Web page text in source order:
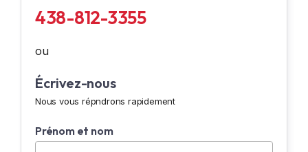
438-812-3355
ou
Écrivez-nous
Nous vous répndrons rapidement
Prénom et nom